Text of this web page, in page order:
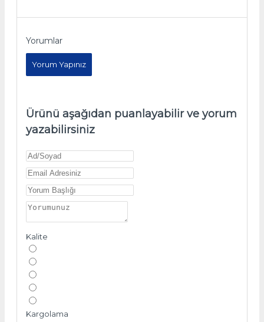
Yorumlar
Yorum Yapınız
Ürünü aşağıdan puanlayabilir ve yorum
yazabilirsiniz
Kalite
Kargolama